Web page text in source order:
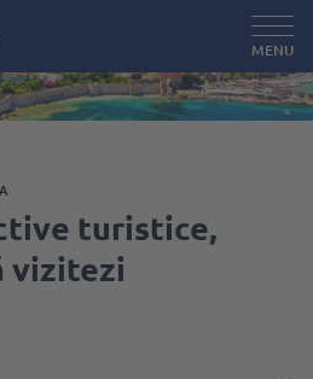
MENU
turistice,
vizitezi